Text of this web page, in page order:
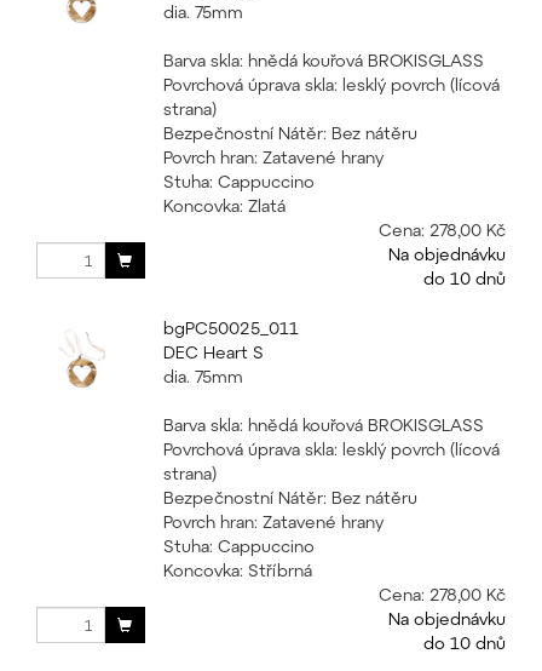
dia. 75mm
Barva skla: hnědá kouřová BROKISGLASS
Povrchová úprava skla: lesklý povrch (lícová
strana)
Bezpečnostní Nátěr: Bez nátěru
Povrch hran: Zatavené hrany
Stuha: Cappuccino
Koncovka: Zlatá
Cena: 278,00 Kč
Na objednávku
do 10 dnů
bgPC50025_011
DEC Heart S
dia. 75mm
Barva skla: hnědá kouřová BROKISGLASS
Povrchová úprava skla: lesklý povrch (lícová
strana)
Bezpečnostní Nátěr: Bez nátěru
Povrch hran: Zatavené hrany
Stuha: Cappuccino
Koncovka: Stříbrná
Cena: 278,00 Kč
Na objednávku
do 10 dnů